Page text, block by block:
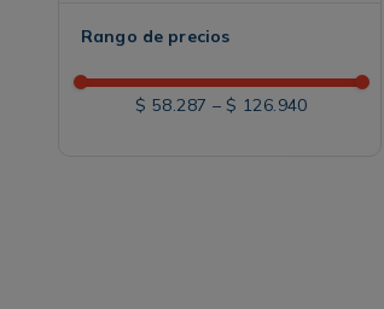
Rango de precios
$ 58.287 – $ 126.940